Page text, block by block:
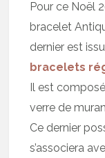
Pour ce Noël
bracelet
dernier est
bracelets
Il est
verre de
Ce dernier
s’associera